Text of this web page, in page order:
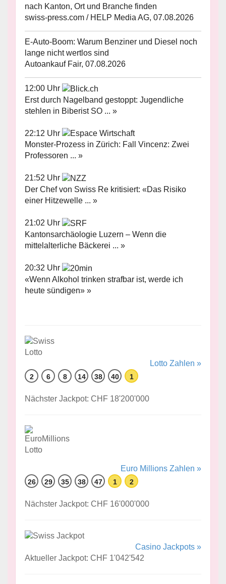
nach Kanton, Ort und Branche finden
swiss-press.com / HELP Media AG, 07.08.2026
E-Auto-Boom: Warum Benziner und Diesel noch
lange nicht wertlos sind
Autoankauf Fair, 07.08.2026
12:00 Uhr
Erst durch Nagelband gestoppt: Jugendliche
stehlen in Biberist SO ... »
22:12 Uhr
Monster-Prozess in Zürich: Fall Vincenz: Zwei
Professoren ... »
21:52 Uhr
Der Chef von Swiss Re kritisiert: «Das Risiko
einer Hitzewelle ... »
21:02 Uhr
Kantonsarchäologie Luzern – Wenn die
mittelalterliche Bäckerei ... »
20:32 Uhr
«Wenn Alkohol trinken strafbar ist, werde ich
heute sündigen» »
Lotto Zahlen »
2 6 8 14 38 40 1
Nächster Jackpot: CHF 18'200'000
Euro Millions Zahlen »
26 29 35 38 47 1 2
Nächster Jackpot: CHF 16'000'000
Casino Jackpots »
Aktueller Jackpot: CHF 1'042'542